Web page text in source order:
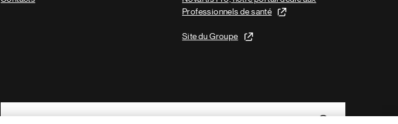
Professionnels de santé
Site du Groupe